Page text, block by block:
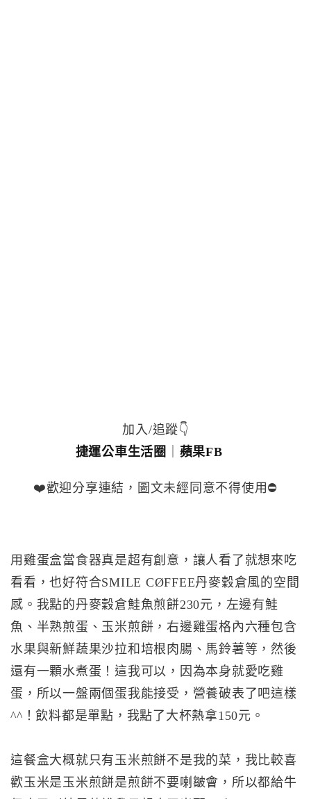
加入/追蹤👇
捷運公車生活圈
蘋果FB
❤️歡迎分享連結，圖文未經同意不得使用⛔️
用雞蛋盒當食器真是超有創意，讓人看了就想來吃
看看，也好符合SMILE CØFFEE丹麥穀倉風的空間
感。我點的丹麥穀倉鮭魚煎餅230元，左邊有鮭
魚、半熟煎蛋、玉米煎餅，右邊雞蛋格內六種包含
水果與新鮮蔬果沙拉和培根肉腸、馬鈴薯等，然後
還有一顆水煮蛋！這我可以，因為本身就愛吃雞
蛋，所以一盤兩個蛋我能接受，營養破表了吧這樣
^^！飲料都是單點，我點了大杯熱拿150元。
這餐盒大概就只有玉米煎餅不是我的菜，我比較喜
歡玉米是玉米煎餅是煎餅不要喇皺會，所以都給牛